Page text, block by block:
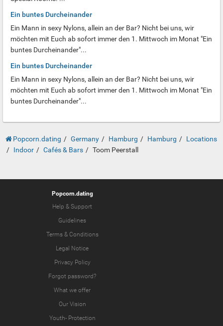
Ein buntes Durcheinander
Ein Mann in sexy Nylons, allein an der Bar? Nicht bei uns, wir
möchten mit Euch ab sofort immer den 1. Mittwoch im Monat "Ein
buntes Durcheinander"...
Ein buntes Durcheinander
Ein Mann in sexy Nylons, allein an der Bar? Nicht bei uns, wir
möchten mit Euch ab sofort immer den 1. Mittwoch im Monat "Ein
buntes Durcheinander"...
Popcorn.dating Germany Hamburg Hamburg
Locations
Indoor
Cafés & Bars Toom Peerstall
Popcorn.dating
Help & Support
Guidelines
Terms & Conditions
Legal Notice
Privacy Policy
Forgot password?
What we offer
Our Vision
Youth- Protection